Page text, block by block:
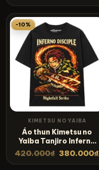
-10%
KIMETSU NO YAIBA
Áo thun Kimetsu no
Yaiba Tanjiro Inferno
Disciple – SPB11
420.000₫ 380.000₫